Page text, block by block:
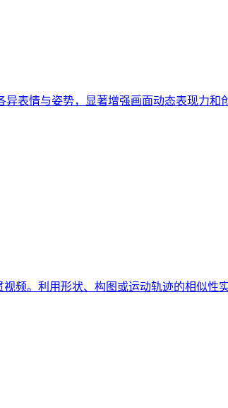
表情与姿势，显著增强画面动态表现力和
频。利用形状、构图或运动轨迹的相似性